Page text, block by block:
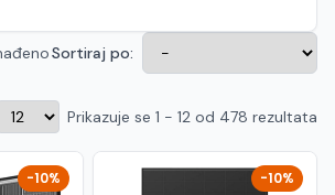
EN
Crnogorski
Sortiraj po:
Prikazuje se 1 - 12 od 478 rezultata
-10% -10%